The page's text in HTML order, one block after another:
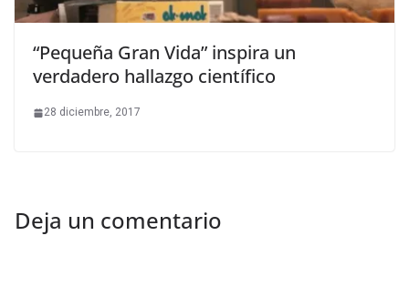
“Pequeña Gran Vida” inspira un
verdadero hallazgo científico
28 diciembre, 2017
Deja un comentario